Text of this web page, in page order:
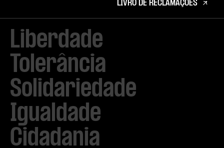
Liberdade
Tolerância
Solidariedade
Igualdade
Cidadania
LIVRO DE RECLAMAÇÕES